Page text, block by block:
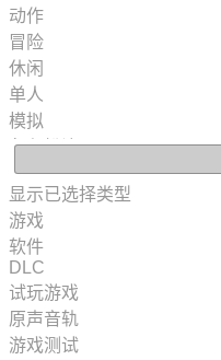
动作
冒险
休闲
单人
模拟
角色扮演
策略
2D
抢先体验
3D
免费开玩
氛围
剧情丰富
彩色
显示已选择类型
游戏
软件
DLC
试玩游戏
原声音轨
游戏测试